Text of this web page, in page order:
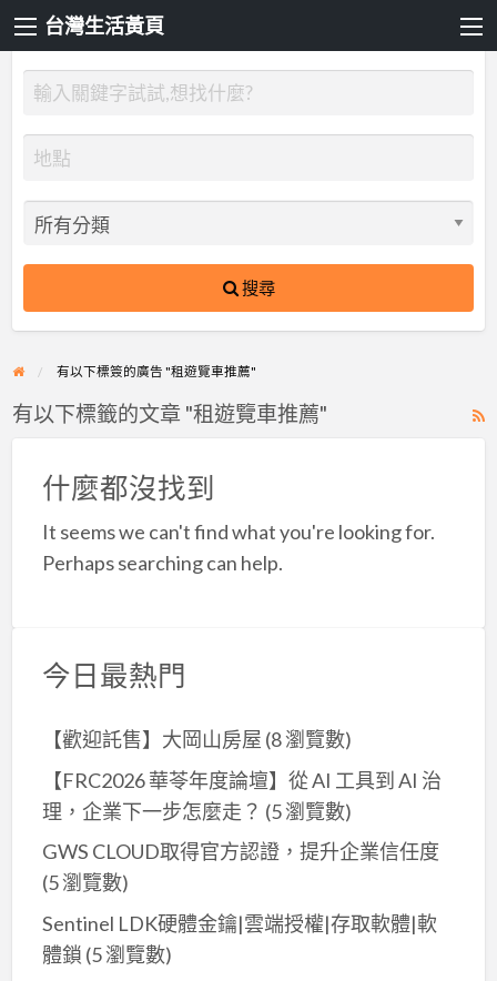
台灣生活黃頁
搜尋
有以下標簽的廣告 "租遊覽車推薦"
有以下標籤的文章 "租遊覽車推薦"
什麼都沒找到
It seems we can't find what you're looking for.
Perhaps searching can help.
今日最熱門
【歡迎託售】大岡山房屋 (8 瀏覽數)
【FRC2026 華苓年度論壇】從 AI 工具到 AI 治
理，企業下一步怎麼走？ (5 瀏覽數)
GWS CLOUD取得官方認證，提升企業信任度
(5 瀏覽數)
Sentinel LDK硬體金鑰|雲端授權|存取軟體|軟
體鎖 (5 瀏覽數)